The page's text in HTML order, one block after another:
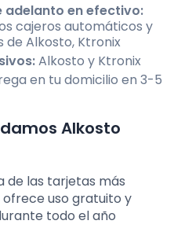
adelanto en efectivo:
cajeros automáticos y
Alkosto, Ktronix
Alkosto y Ktronix
en tu domicilio en 3-5
Alkosto
de las tarjetas más
uso gratuito y
todo el año